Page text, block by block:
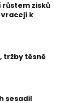
zisků
vracejí k
tržby těsně
sesadil